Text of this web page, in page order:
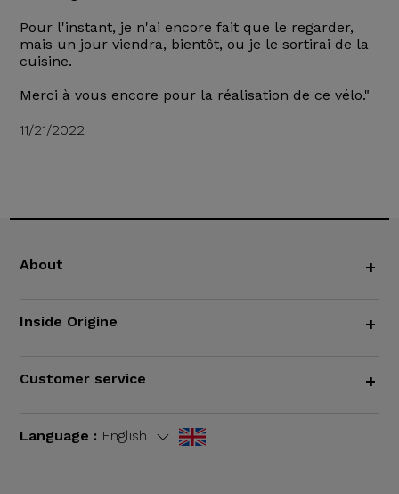
Pour l'instant, je n'ai encore fait que le regarder,
mais un jour viendra, bientôt, ou je le sortirai de la
cuisine.
Merci à vous encore pour la réalisation de ce vélo."
11/21/2022
About +
Inside Origine +
Customer service +
Language : English